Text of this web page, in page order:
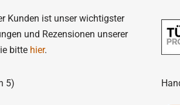
Kunden ist unser wichtigster
und Rezensionen unserer
bitte hier.
5)